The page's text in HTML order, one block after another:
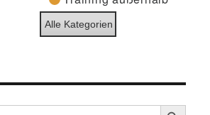
Alle Kategorien
SEARCH